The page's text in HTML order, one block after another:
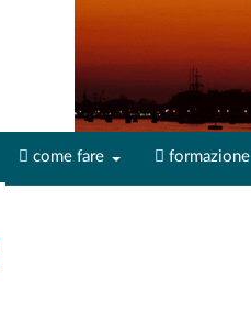
come fare formazione